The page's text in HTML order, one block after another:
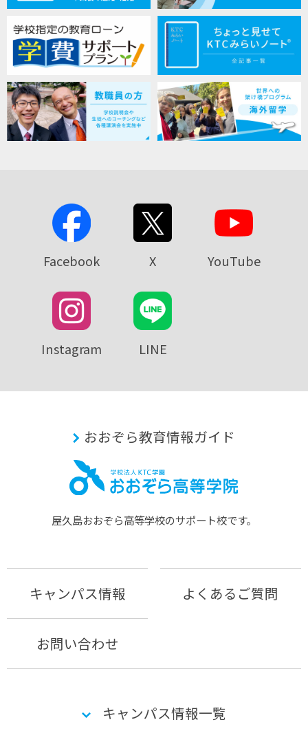
Facebook X YouTube
Instagram LINE
おおぞら教育情報ガイド
屋久島おおぞら⾼等学校のサポート校です。
キャンパス情報 よくあるご質問
お問い合わせ
キャンパス情報一覧